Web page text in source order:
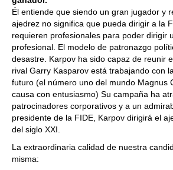
Él entiende que siendo un gran jugador y
ajedrez no significa que pueda dirigir a la
requieren profesionales para poder dirigir
profesional. El modelo de patronazgo
desastre. Karpov ha sido capaz de reunir
rival Garry Kasparov está trabajando con
futuro (el número uno del mundo Magnus
causa con entusiasmo) Su campaña ha
patrocinadores corporativos y a un
presidente de la FIDE, Karpov dirigirá el
del siglo XXI.
La extraordinaria calidad de nuestra
misma: